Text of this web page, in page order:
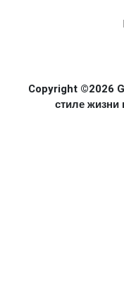
Copyright ©2026
стиле жизни